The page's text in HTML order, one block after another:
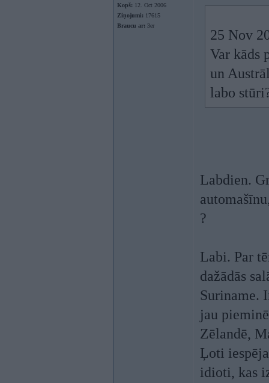
Kopš: 12. Oct 2006
Ziņojumi: 17615
Braucu ar: 3er
25 Nov
Var kāds
un
labo
Labdien.
?
Labi. Par
dažādās
Suriname.
jau
Zēlandē,
Ļoti
idioti, kas